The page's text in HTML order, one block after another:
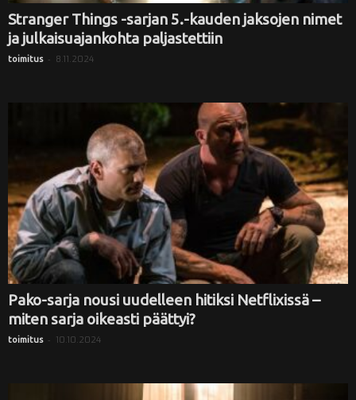
Stranger Things -sarjan 5.-kauden jaksojen nimet
ja julkaisuajankohta paljastettiin
toimitus - 8.11.2024
Pako-sarja nousi uudelleen hitiksi Netflixissä –
miten sarja oikeasti päättyi?
toimitus - 10.10.2024